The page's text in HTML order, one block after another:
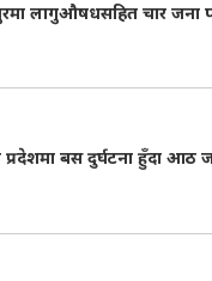
लागुऔषधसहित चार जना
प्रदेशमा बस दुर्घटना हुँदा आठ